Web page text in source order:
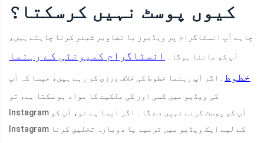
کیوں پوسٹ نہیں کرسکتا؟
چاہے آپ انسٹاگرام پر ویڈیوز یا تصاویر شیئر کرنا چاہتے ہیں،
آپ کو ماننا ہوگا۔
انسٹاگرام کمیونٹی کے رہنما
خطوط . اگر آپ رہنما خطوط کی خلاف ورزی کر رہے ہیں، جیسا کہ آپ
کی ویڈیو میں کسی اور کی ملکیت کا مواد ہو سکتا ہے، تو
Instagram آپ کو پوسٹ کرنے نہیں دے گا۔ اگر ایسا ہے تو، آپ کو
Instagram کے لیے ایک ویڈیو میں ترمیم یا دوبارہ تخلیق کرنا